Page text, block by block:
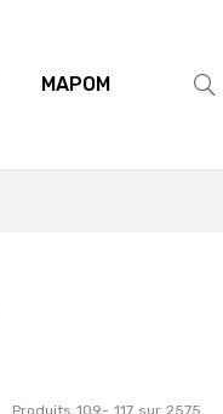
MAPOM
Produits 109- 117 sur 2575